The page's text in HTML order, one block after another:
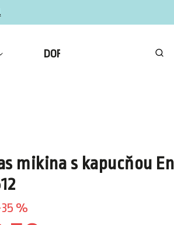
DOPLNKY
mikina s kapucňou
%